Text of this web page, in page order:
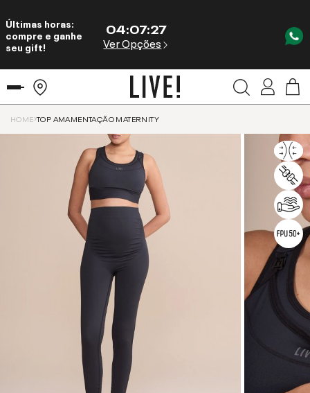
Últimas horas:
compre e ganhe
seu gift!
04:07:27
Ver Opções
HOME TOP AMAMENTAÇÃO MATERNITY